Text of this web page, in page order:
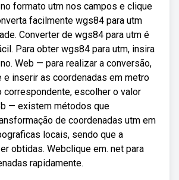
formato utm nos campos e clique
facilmente wgs84 para utm
Converter de wgs84 para utm é
Para obter wgs84 para utm, insira
Web — para realizar a conversão,
e inserir as coordenadas em metro
correspondente, escolher o valor
— existem métodos que
de coordenadas utm em
locais, sendo que a
obtidas. Webclique em. net para
rapidamente.